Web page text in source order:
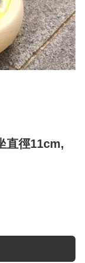
直徑11cm,